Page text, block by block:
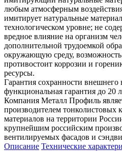
любым атмосферным
имитирует натуральные
технологическом уровне; не
вредное влияние на организм
дополнительной трудоемкой
окружающую среду,
противостоит коррозии и
ресурсы.
Гарантия сохранности внешнего
функциональная гарантия до 20
Компания Металл Профиль
производителем тонколистовых
материалов на территории
крупнейшим российским
вентилируемых фасадов и
Описание Технические